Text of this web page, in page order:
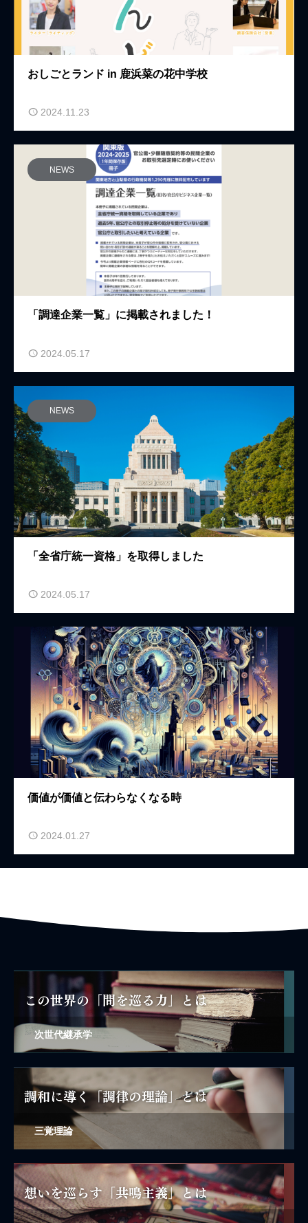
おしごとランド in 鹿浜菜の花中学校
2024.11.23
NEWS
「調達企業一覧」に掲載されました！
2024.05.17
NEWS
「全省庁統一資格」を取得しました
2024.05.17
価値が価値と伝わらなくなる時
2024.01.27
次世代継承学
三覚理論